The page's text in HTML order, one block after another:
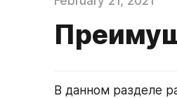
В данном разделе